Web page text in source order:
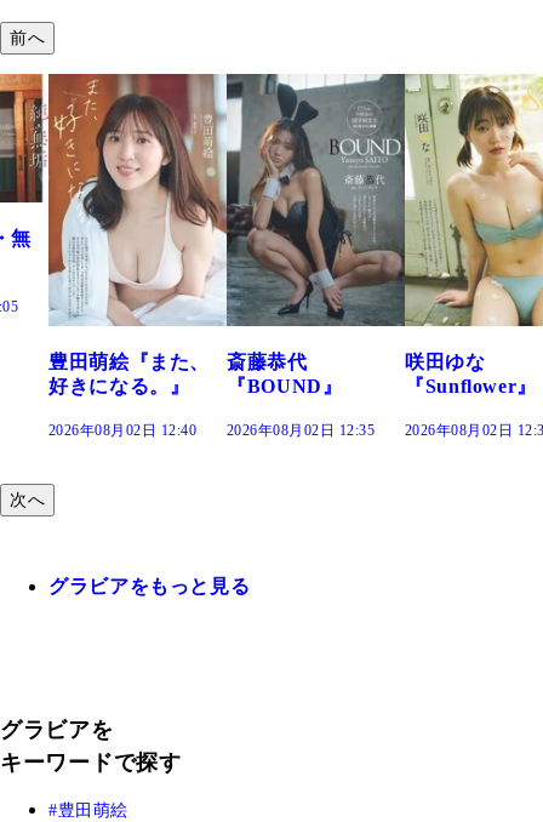
前へ
斎藤恭代
『BOUND』
2026年08月02日 12:35
咲田ゆな
『Sunflower』
2026年08月02日 12:30
藤水咲桜『花
だまり』
2026年08月02日
次へ
グラビアをもっと見る
グラビアを
キーワードで探す
豊田萌絵